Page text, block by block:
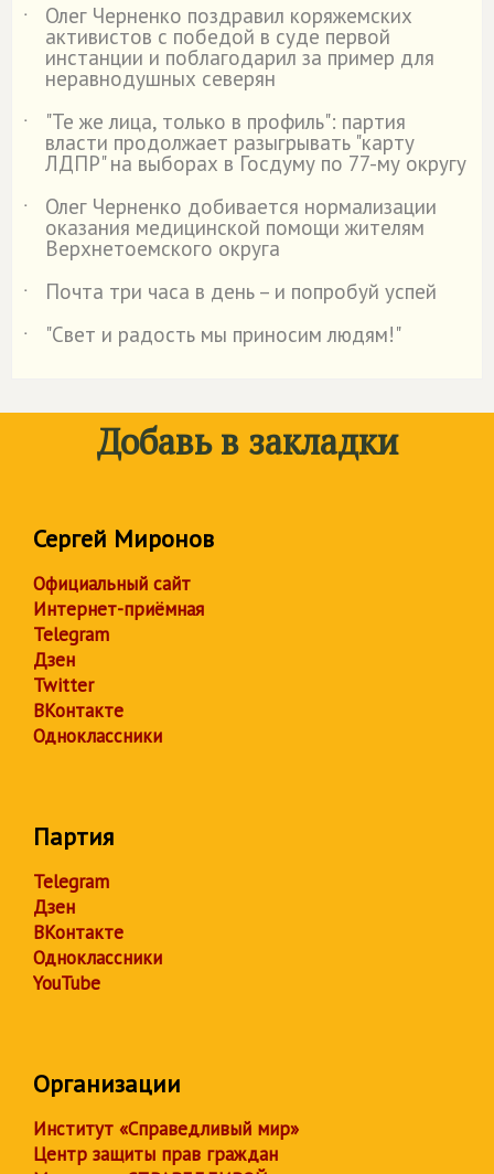
˙ Олег Черненко поздравил коряжемских
активистов с победой в суде первой
инстанции и поблагодарил за пример для
неравнодушных северян
˙
"Те же лица, только в профиль": партия
власти продолжает разыгрывать "карту
ЛДПР" на выборах в Госдуму по 77-му округу
˙
Олег Черненко добивается нормализации
оказания медицинской помощи жителям
Верхнетоемского округа
˙
Почта три часа в день – и попробуй успей
˙
"Свет и радость мы приносим людям!"
Добавь в закладки
Сергей Миронов
Официальный сайт
Интернет-приёмная
Telegram
Дзен
Twitter
ВКонтакте
Одноклассники
Партия
Telegram
Дзен
ВКонтакте
Одноклассники
YouTube
Организации
Институт «Справедливый мир»
Центр защиты прав граждан